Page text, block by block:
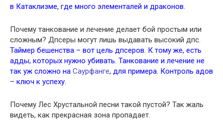
в Катаклизме, где много элементалей и драконов.
Почему танкование и лечение делает бой простым или
сложным? Дпсеры могут лишь выдавать высокий дпс.
Таймер бешенства – вот цель дпсеров. К тому же, есть
адды, которых нужно убивать. Танкование и лечение не
так уж сложно на Саурфанге, для примера. Контроль адов
– ключ к успеху.
Почему Лес Хрустальной песни такой пустой? Так жаль
видеть, как прекрасная зона пропадает.